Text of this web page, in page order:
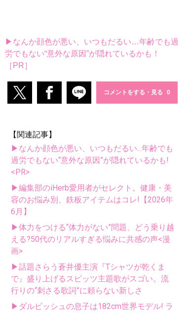
▶なんか顔色が悪い、いつもだるい…年齢でも過
労でもない“意外な原因”が隠れているかも！
［PR］
コメントをする・見る
【関連記事】
▶なんか顔色が悪い、いつもだるい...年齢でも
過労でもない“意外な原因”が隠れているかも!
<PR>
▶編集部のiHerb愛用者がセレクト。健康・美
容のお悩み別、鉄板アイテムはコレ!【2026年
6月】
▶体力をつける“体力がない”問題、どう乗り越
える?50代のリアルすぎる悩みに共感の声<漫
画>
▶話題さらう蒼井優主演『Tシャツが乾くま
で』盛り上げるスピッツ主題歌がスゴい。流
行りの“刺さる歌詞”に頼らない新しさ
▶ダルビッシュの息子は182cm世界モデル! ラ